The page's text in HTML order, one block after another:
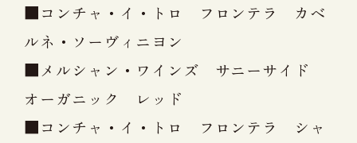
■コンチャ・イ・トロ フロンテラ カベ
ルネ・ソーヴィニヨン
■メルシャン・ワインズ サニーサイド
オーガニック レッド
■コンチャ・イ・トロ フロンテラ シャ